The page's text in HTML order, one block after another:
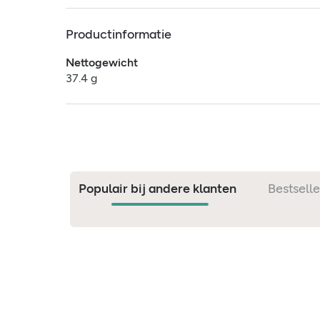
Productinformatie
Nettogewicht
37.4 g
Populair bij andere klanten